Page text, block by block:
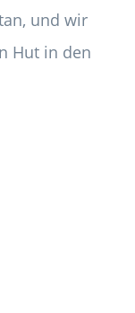
und wir
Hut in den